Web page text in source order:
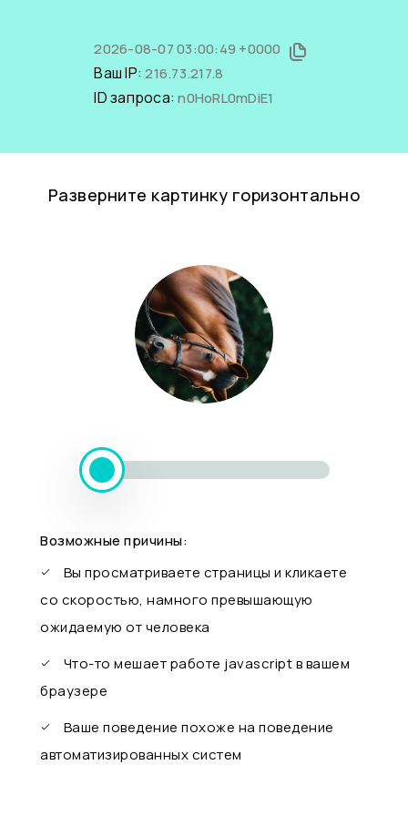
2026-08-07 03:00:49 +0000
Ваш IP:216.73.217.8
ID запроса:n0HoRL0mDiE1
Разверните картинку горизонтально
Возможные причины:
Вы просматриваете страницы и кликаете
со скоростью, намного превышающую
ожидаемую от человека
Что-то мешает работе javascript в вашем
браузере
Ваше поведение похоже на поведение
автоматизированных систем